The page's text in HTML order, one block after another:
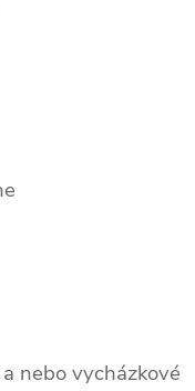
nebo vycházkové